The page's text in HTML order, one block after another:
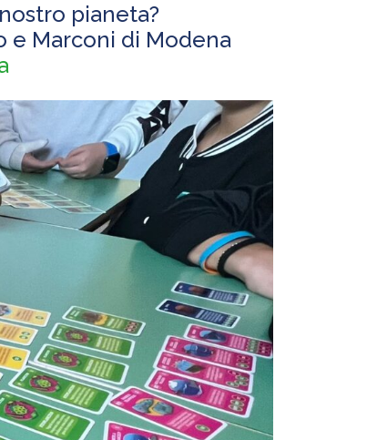
pianeta?
e Marconi di Modena